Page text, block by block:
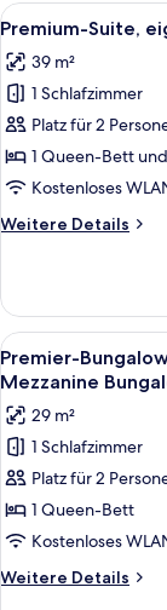
Queen-
eingeschränkter
Meerblick
(Bamboo
Suite)
Alle
Fotos
für
Premium-
Suite,
eigenes
Bad
Dream
1
Premium-Suite,
39 m²
1 Schlafzimmer
Platz für 2
1 Queen-Bett
Kostenloses
Weitere Details
Weitere
Suite,
eigenes
Bad
(White
Suite)
Alle
Fotos
für
Premier-
Bungalow,
Poolblick,
(Premier
Mezzanine
Bungalow)
6
Premier-
Mezzanine
29 m²
1 Schlafzimmer
Platz für 2
1 Queen-Bett
Kostenloses
Weitere Details
Weitere